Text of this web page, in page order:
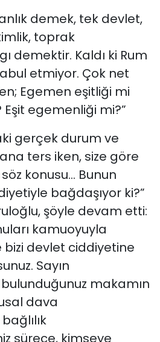
demek, tek devlet,
toprak
demektir. Kaldı ki Rum
etmiyor. Çok net
Egemen eşitliği mi
egemenliği mi?”
gerçek durum ve
ters iken, size göre
konusu… Bunun
bağdaşıyor ki?”
şöyle devam etti:
kamuoyuyla
bizi devlet ciddiyetine
Sayın
makamın
dava
sürece, kimseye